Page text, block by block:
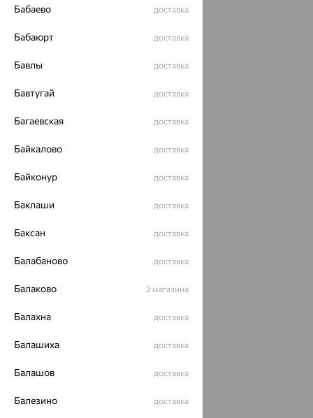
Бабаево доставка
Бабаюрт доставка
Бавлы доставка
Бавтугай доставка
Багаевская доставка
Байкалово доставка
Байконур доставка
Баклаши доставка
Баксан доставка
Балабаново доставка
Балаково 2 магазина
Балахна доставка
Балашиха доставка
Балашов доставка
Балезино доставка